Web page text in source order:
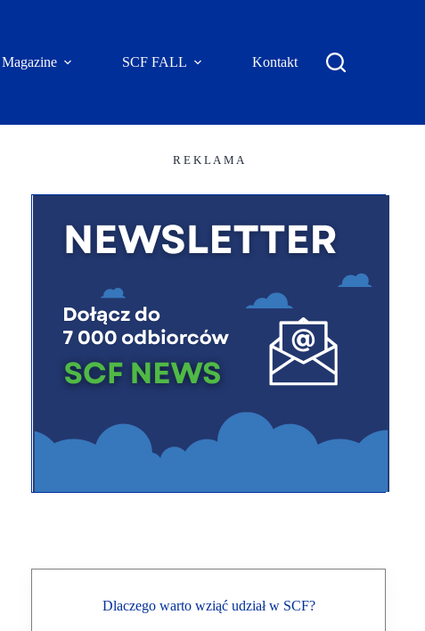
SCF FALL Kontakt
R E K L A M A
Dlaczego warto wziąć udział w SCF?